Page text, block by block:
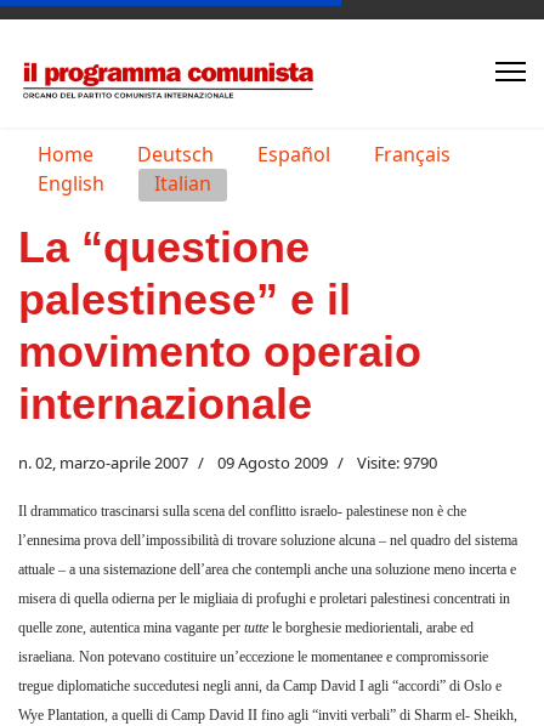
Seleziona la tua lingua
Home Deutsch Español
Français
English
Italian
La “questione
palestinese” e il
movimento operaio
internazionale
n. 02, marzo-aprile 2007 09 Agosto 2009 Visite: 9790
Il drammatico trascinarsi sulla scena del conflitto israelo- palestinese non è che
l’ennesima prova dell’impossibilità di trovare soluzione alcuna – nel quadro del sistema
attuale – a una sistemazione dell’area che contempli anche una soluzione meno incerta e
misera di quella odierna per le migliaia di profughi e proletari palestinesi concentrati in
quelle zone, autentica mina vagante per tutte le borghesie mediorientali, arabe ed
israeliana. Non potevano costituire un’eccezione le momentanee e compromissorie
tregue diplomatiche succedutesi negli anni, da Camp David I agli “accordi” di Oslo e
Wye Plantation, a quelli di Camp David II fino agli “inviti verbali” di Sharm el- Sheikh,